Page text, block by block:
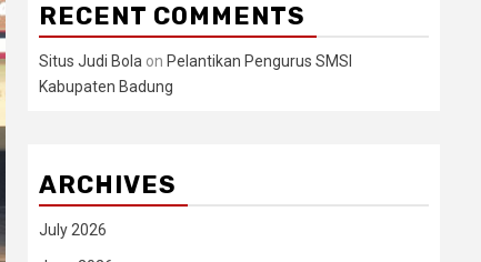
RECENT COMMENTS
Situs Judi Bola on Pelantikan Pengurus SMSI
Kabupaten Badung
ARCHIVES
July 2026